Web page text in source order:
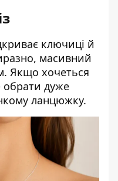
ключиці й
масивний
Якщо хочеться
обрати дуже
ланцюжку.